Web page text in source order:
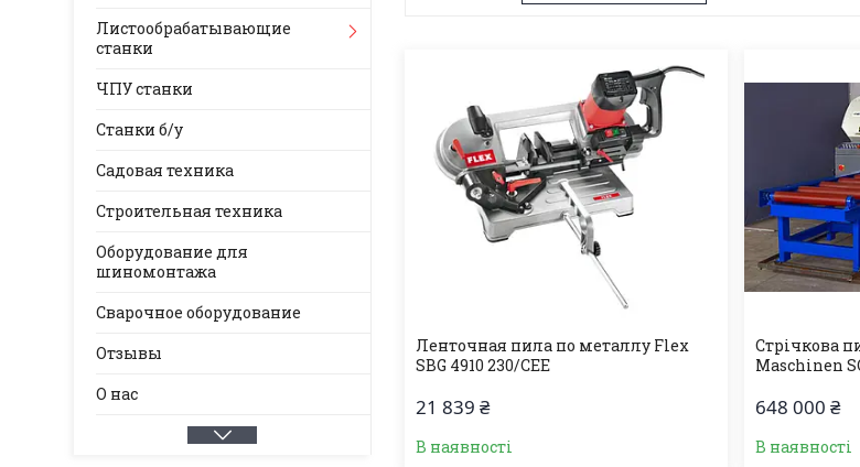
Ленточная пила по металлу Flex
SBG 4910 230/CEE
21 839 ₴
В наявності
Стрічкова
Maschinen
648 000 ₴
В наявності
Листообрабатывающие
станки
ЧПУ станки
Станки б/у
Садовая техника
Строительная техника
Оборудование для
шиномонтажа
Сварочное оборудование
Отзывы
О нас